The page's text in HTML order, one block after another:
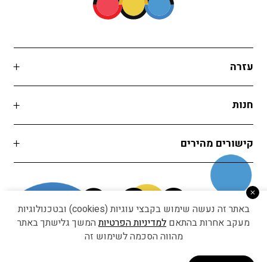
עזרה
חנות
קישורים מהירים
באתר זה נעשה שימוש בקבצי עוגיות (cookies) ובטכנולוגיות
מעקב אחרות בהתאם למדיניות הפרטיותהמשך גלישתך באתר
מהווה הסכמה לשימוש זה